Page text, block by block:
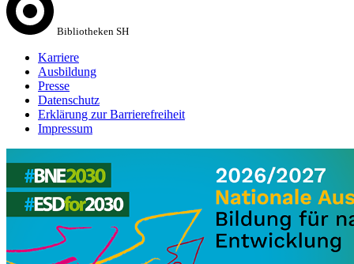
Bibliotheken SH
Karriere
Ausbildung
Presse
Datenschutz
Erklärung zur Barrierefreiheit
Impressum